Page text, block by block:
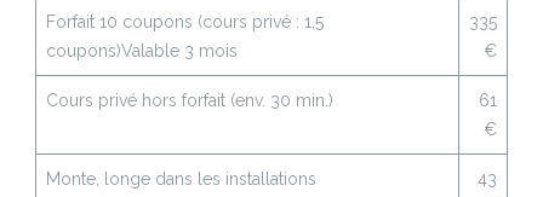
Forfait 10 coupons (cours privé : 1,5
coupons)Valable 3 mois
335
€
Cours privé hors forfait (env. 30 min.)
61
€
Monte, longe dans les installations
43